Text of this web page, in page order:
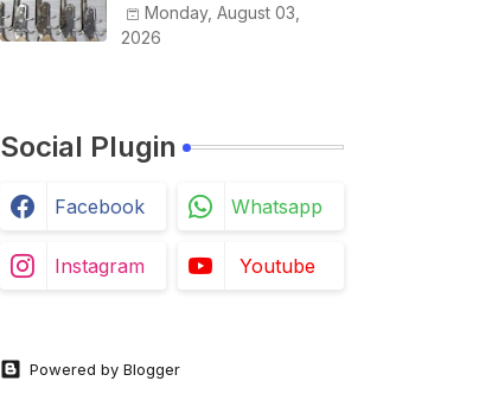
Monday, August 03,
2026
Social Plugin
Facebook Whatsapp
Instagram Youtube
Powered by Blogger